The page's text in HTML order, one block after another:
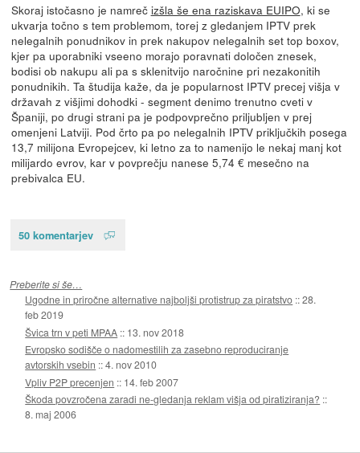
Skoraj istočasno je namreč izšla še ena raziskava EUIPO, ki se
ukvarja točno s tem problemom, torej z gledanjem IPTV prek
nelegalnih ponudnikov in prek nakupov nelegalnih set top boxov,
kjer pa uporabniki vseeno morajo poravnati določen znesek,
bodisi ob nakupu ali pa s sklenitvijo naročnine pri nezakonitih
ponudnikih. Ta študija kaže, da je popularnost IPTV precej višja v
državah z višjimi dohodki - segment denimo trenutno cveti v
Španiji, po drugi strani pa je podpovprečno priljubljen v prej
omenjeni Latviji. Pod črto pa po nelegalnih IPTV priključkih posega
13,7 milijona Evropejcev, ki letno za to namenijo le nekaj manj kot
milijardo evrov, kar v povprečju nanese 5,74 € mesečno na
prebivalca EU.
50 komentarjev
Preberite si še…
Ugodne in priročne alternative najboljši protistrup za piratstvo ::28.
feb 2019
Švica trn v peti MPAA :: 13. nov 2018
Evropsko sodišče o nadomestilih za zasebno reproduciranje
avtorskih vsebin ::4. nov 2010
Vpliv P2P precenjen :: 14. feb 2007
Škoda povzročena zaradi ne-gledanja reklam višja od piratiziranja? ::
8. maj 2006